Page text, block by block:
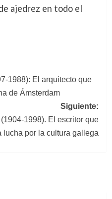
ajedrez en todo el
1988): El arquitecto que
de Ámsterdam
Siguiente:
1998). El escritor que
lucha por la cultura gallega